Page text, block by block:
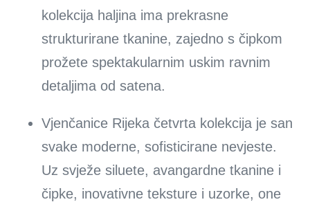
kolekcija haljina ima prekrasne
strukturirane tkanine, zajedno s čipkom
prožete spektakularnim uskim ravnim
detaljima od satena.
Vjenčanice Rijeka četvrta kolekcija je san
svake moderne, sofisticirane nevjeste.
Uz svježe siluete, avangardne tkanine i
čipke, inovativne teksture i uzorke, one